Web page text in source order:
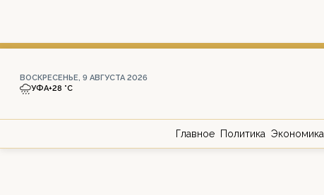
ВОСКРЕСЕНЬЕ, 9 АВГУСТА 2026
УФА+28 °С
Главное Политика Экономика